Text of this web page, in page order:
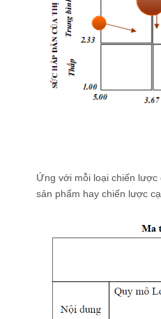
Ứng với mỗi loại chiến
sản phẩm hay chiến lược